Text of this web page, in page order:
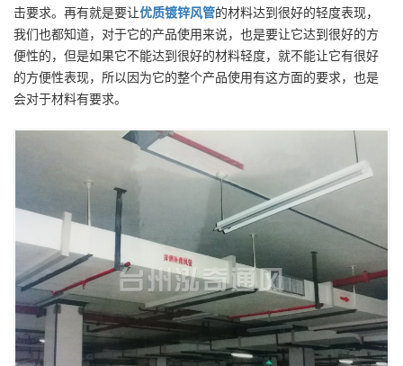
击要求。再有就是要让优质镀锌风管的材料达到很好的轻度表现，
我们也都知道，对于它的产品使用来说，也是要让它达到很好的方
便性的，但是如果它不能达到很好的材料轻度，就不能让它有很好
的方便性表现，所以因为它的整个产品使用有这方面的要求，也是
会对于材料有要求。